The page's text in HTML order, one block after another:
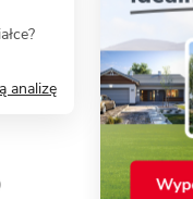
analizę